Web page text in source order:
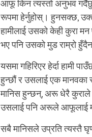
आफू किन त्यस्तो अनुभव
रूपमा हेर्नुहोस्। हुनसक्छ,
हामीलाई उसको केही कुरा
भए पनि उसको मुड राम्रो
यसमा गहिरिएर हेर्दा हामी
हुन्छौं र उसलाई एक मानवका
मानिस हुन्छन्, अरू धेरै कुराले
उसलाई पनि अरूले आफूलाई
सबै मानिसले उप्रति त्यस्तै